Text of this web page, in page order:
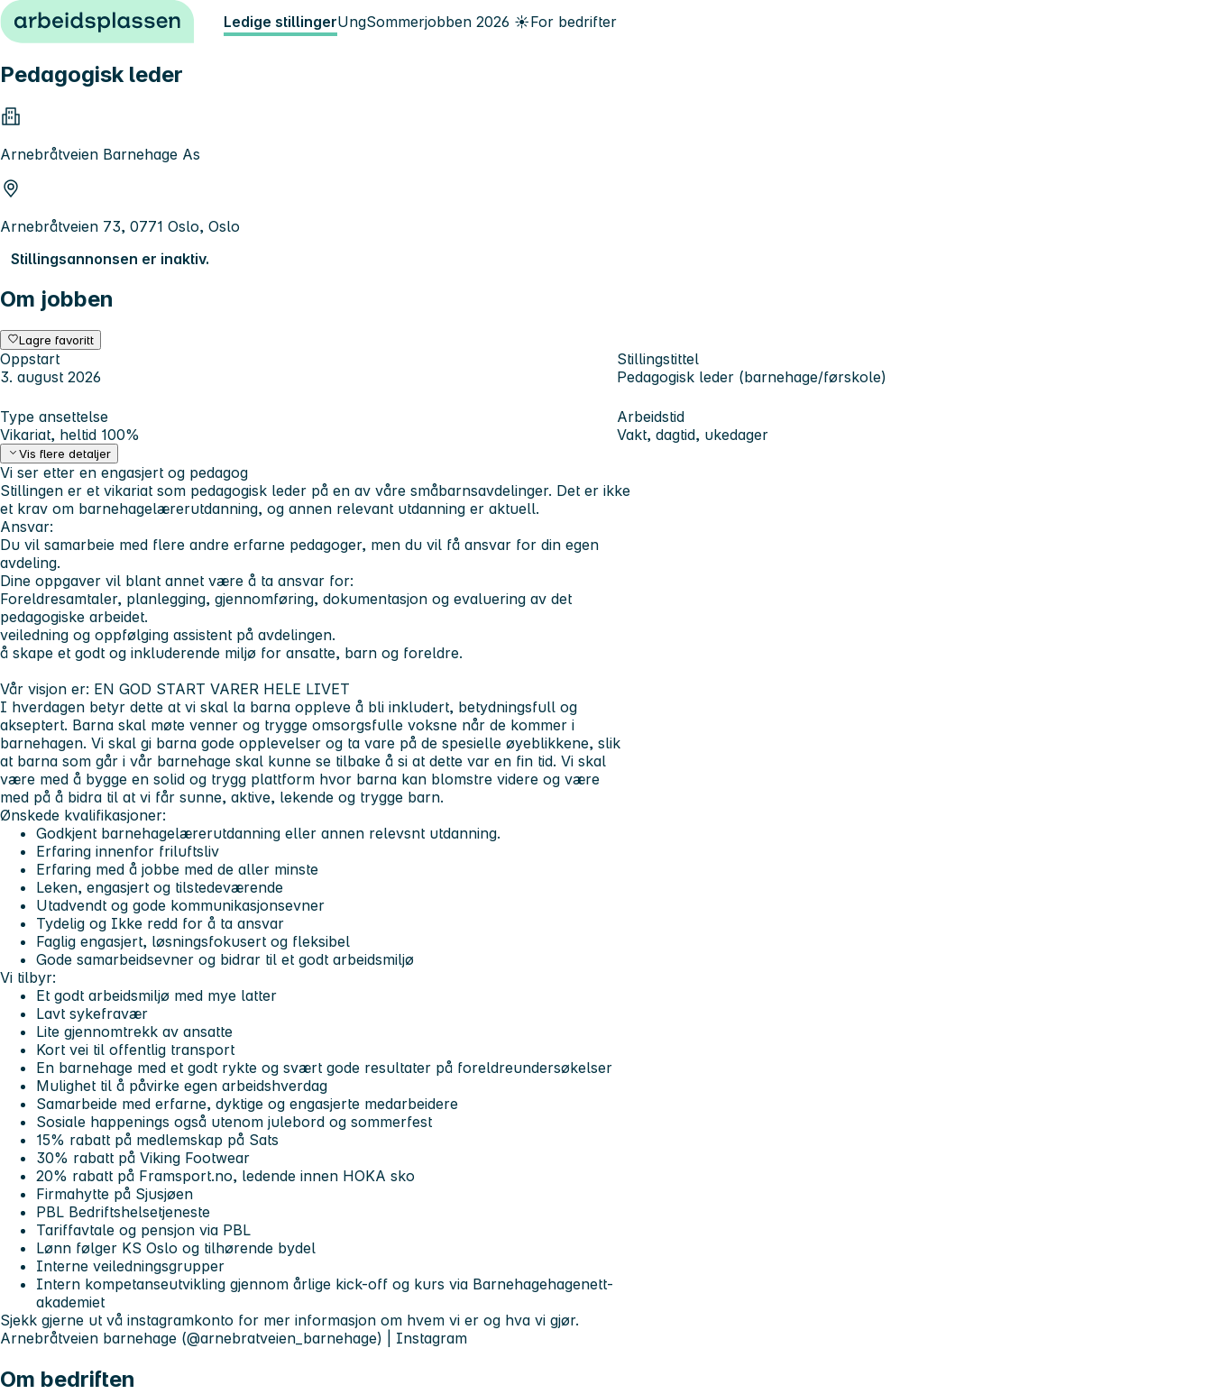
Hopp til innhold Ledige stillingerUngSommerjobben 2026 ☀️For bedrifter
Pedagogisk leder
Arnebråtveien Barnehage As
Arnebråtveien 73, 0771 Oslo, Oslo
Stillingsannonsen er inaktiv.
Om jobben
Lagre favoritt
Oppstart
3. august 2026
Stillingstittel
Pedagogisk leder (barnehage/førskole)
Type ansettelse
Vikariat, heltid 100%
Arbeidstid
Vakt, dagtid, ukedager
Vis flere detaljer
Vi ser etter en engasjert og pedagog
Stillingen er et vikariat som pedagogisk leder på en av våre småbarnsavdelinger. Det er ikke
et krav om barnehagelærerutdanning, og annen relevant utdanning er aktuell.
Ansvar:
Du vil samarbeie med flere andre erfarne pedagoger, men du vil få ansvar for din egen
avdeling.
Dine oppgaver vil blant annet være å ta ansvar for:
Foreldresamtaler, planlegging, gjennomføring, dokumentasjon og evaluering av det
pedagogiske arbeidet.
veiledning og oppfølging assistent på avdelingen.
å skape et godt og inkluderende miljø for ansatte, barn og foreldre.
Vår visjon er: EN GOD START VARER HELE LIVET
I hverdagen betyr dette at vi skal la barna oppleve å bli inkludert, betydningsfull og
akseptert. Barna skal møte venner og trygge omsorgsfulle voksne når de kommer i
barnehagen. Vi skal gi barna gode opplevelser og ta vare på de spesielle øyeblikkene, slik
at barna som går i vår barnehage skal kunne se tilbake å si at dette var en fin tid. Vi skal
være med å bygge en solid og trygg plattform hvor barna kan blomstre videre og være
med på å bidra til at vi får sunne, aktive, lekende og trygge barn.
Ønskede kvalifikasjoner:
Godkjent barnehagelærerutdanning eller annen relevsnt utdanning.
Erfaring innenfor friluftsliv
Erfaring med å jobbe med de aller minste
Leken, engasjert og tilstedeværende
Utadvendt og gode kommunikasjonsevner
Tydelig og Ikke redd for å ta ansvar
Faglig engasjert, løsningsfokusert og fleksibel
Gode samarbeidsevner og bidrar til et godt arbeidsmiljø
Vi tilbyr:
Et godt arbeidsmiljø med mye latter
Lavt sykefravær
Lite gjennomtrekk av ansatte
Kort vei til offentlig transport
En barnehage med et godt rykte og svært gode resultater på foreldreundersøkelser
Mulighet til å påvirke egen arbeidshverdag
Samarbeide med erfarne, dyktige og engasjerte medarbeidere
Sosiale happenings også utenom julebord og sommerfest
15% rabatt på medlemskap på Sats
30% rabatt på Viking Footwear
20% rabatt på Framsport.no, ledende innen HOKA sko
Firmahytte på Sjusjøen
PBL Bedriftshelsetjeneste
Tariffavtale og pensjon via PBL
Lønn følger KS Oslo og tilhørende bydel
Interne veiledningsgrupper
Intern kompetanseutvikling gjennom årlige kick-off og kurs via Barnehagehagenett-
akademiet
Sjekk gjerne ut vå instagramkonto for mer informasjon om hvem vi er og hva vi gjør.
Arnebråtveien barnehage (@arnebratveien_barnehage) | Instagram
Om bedriften